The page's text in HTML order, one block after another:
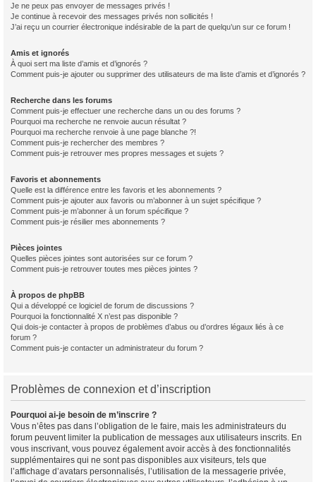
Je ne peux pas envoyer de messages privés !
Je continue à recevoir des messages privés non sollicités !
J’ai reçu un courrier électronique indésirable de la part de quelqu’un sur ce forum !
Amis et ignorés
À quoi sert ma liste d’amis et d’ignorés ?
Comment puis-je ajouter ou supprimer des utilisateurs de ma liste d’amis et d’ignorés ?
Recherche dans les forums
Comment puis-je effectuer une recherche dans un ou des forums ?
Pourquoi ma recherche ne renvoie aucun résultat ?
Pourquoi ma recherche renvoie à une page blanche ?!
Comment puis-je rechercher des membres ?
Comment puis-je retrouver mes propres messages et sujets ?
Favoris et abonnements
Quelle est la différence entre les favoris et les abonnements ?
Comment puis-je ajouter aux favoris ou m’abonner à un sujet spécifique ?
Comment puis-je m’abonner à un forum spécifique ?
Comment puis-je résilier mes abonnements ?
Pièces jointes
Quelles pièces jointes sont autorisées sur ce forum ?
Comment puis-je retrouver toutes mes pièces jointes ?
À propos de phpBB
Qui a développé ce logiciel de forum de discussions ?
Pourquoi la fonctionnalité X n’est pas disponible ?
Qui dois-je contacter à propos de problèmes d’abus ou d’ordres légaux liés à ce
forum ?
Comment puis-je contacter un administrateur du forum ?
Problèmes de connexion et d’inscription
Pourquoi ai-je besoin de m’inscrire ?
Vous n’êtes pas dans l’obligation de le faire, mais les administrateurs du
forum peuvent limiter la publication de messages aux utilisateurs inscrits. En
vous inscrivant, vous pouvez également avoir accès à des fonctionnalités
supplémentaires qui ne sont pas disponibles aux visiteurs, tels que
l’affichage d’avatars personnalisés, l’utilisation de la messagerie privée,